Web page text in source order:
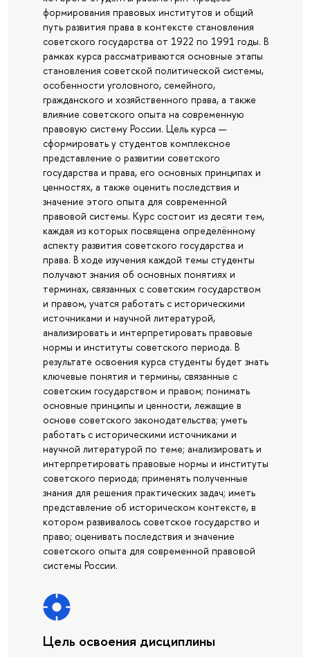
формирования правовых институтов и общий
путь развития права в контексте становления
советского государства от 1922 по 1991 годы. В
рамках курса рассматриваются основные этапы
становления советской политической системы,
особенности уголовного, семейного,
гражданского и хозяйственного права, а также
влияние советского опыта на современную
правовую систему России. Цель курса —
сформировать у студентов комплексное
представление о развитии советского
государства и права, его основных принципах и
ценностях, а также оценить последствия и
значение этого опыта для современной
правовой системы. Курс состоит из десяти тем,
каждая из которых посвящена определённому
аспекту развития советского государства и
права. В ходе изучения каждой темы студенты
получают знания об основных понятиях и
терминах, связанных с советским государством
и правом, учатся работать с историческими
источниками и научной литературой,
анализировать и интерпретировать правовые
нормы и институты советского периода. В
результате освоения курса студенты будет знать
ключевые понятия и термины, связанные с
советским государством и правом; понимать
основные принципы и ценности, лежащие в
основе советского законодательства; уметь
работать с историческими источниками и
научной литературой по теме; анализировать и
интерпретировать правовые нормы и институты
советского периода; применять полученные
знания для решения практических задач; иметь
представление об историческом контексте, в
котором развивалось советское государство и
право; оценивать последствия и значение
советского опыта для современной правовой
системы России.
Цель освоения дисциплины